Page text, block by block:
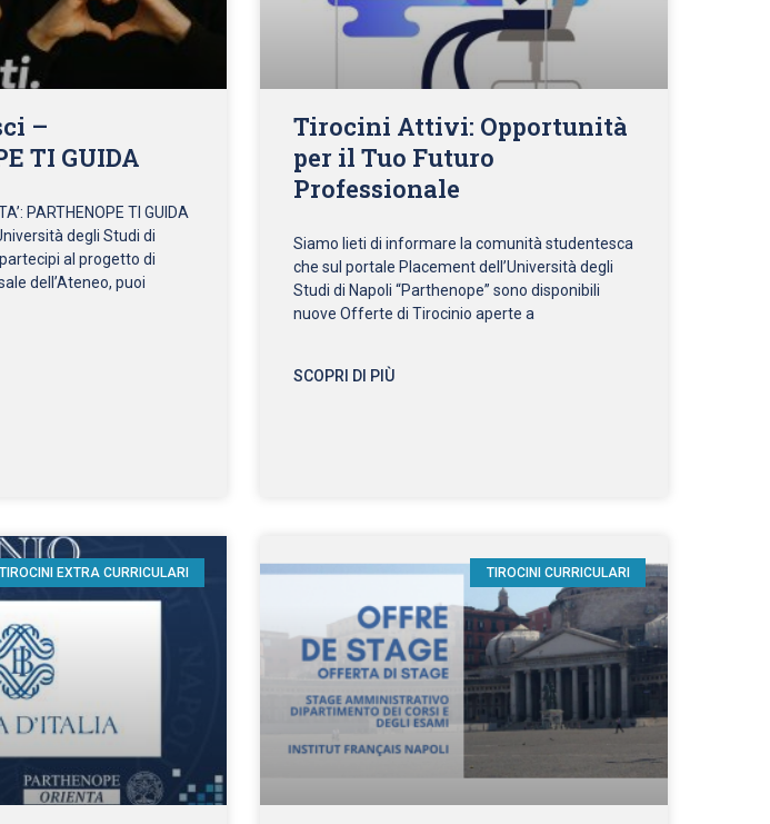
–
TI GUIDA
PARTHENOPE TI GUIDA
degli Studi di
al progetto di
dell’Ateneo, puoi
Tirocini Attivi: Opportunità
per il Tuo Futuro
Professionale
Siamo lieti di informare la comunità studentesca
che sul portale Placement dell’Università degli
Studi di Napoli “Parthenope” sono disponibili
nuove Offerte di Tirocinio aperte a
SCOPRI DI PIÙ
TIROCINI EXTRA CURRICULARI TIROCINI CURRICULARI